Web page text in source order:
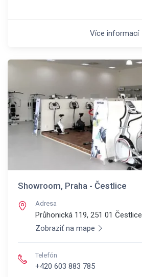
Více informací
Showroom, Praha - Čestlice
Adresa
Průhonická 119, 251 01 Čestlice
Zobraziť na mape
Telefón
+420 603 883 785